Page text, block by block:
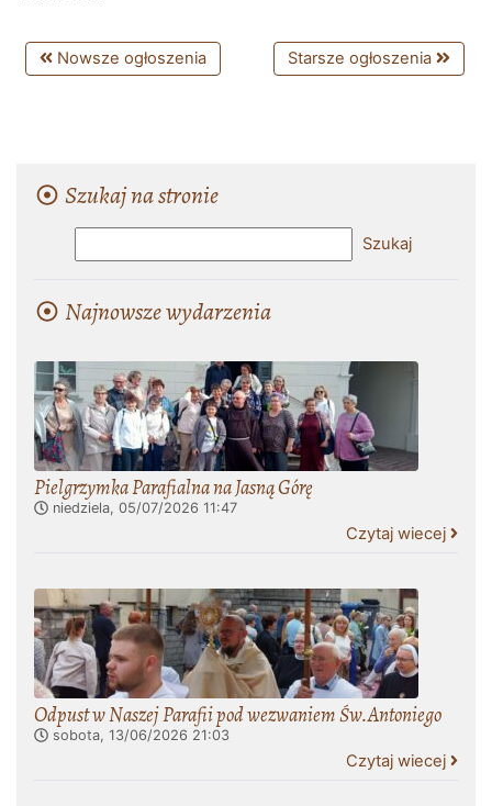
Nowsze ogłoszenia Starsze ogłoszenia
Szukaj na stronie
Najnowsze wydarzenia
Pielgrzymka Parafialna na Jasną Górę
niedziela, 05/07/2026 11:47
Czytaj wiecej
Odpust w Naszej Parafii pod wezwaniem Św.Antoniego
sobota, 13/06/2026 21:03
Czytaj wiecej